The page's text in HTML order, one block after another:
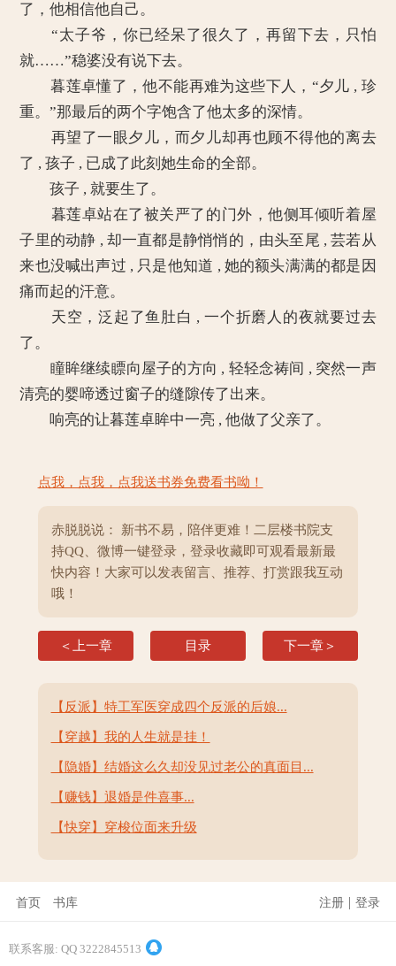
了，他相信他自己。
“太子爷，你已经呆了很久了，再留下去，只怕
就……”稳婆没有说下去。
暮莲卓懂了，他不能再难为这些下人，“夕儿 , 珍
重。”那最后的两个字饱含了他太多的深情。
再望了一眼夕儿，而夕儿却再也顾不得他的离去
了 , 孩子 , 已成了此刻她生命的全部。
孩子 , 就要生了。
暮莲卓站在了被关严了的门外，他侧耳倾听着屋
子里的动静 , 却一直都是静悄悄的，由头至尾 , 芸若从
来也没喊出声过 , 只是他知道 , 她的额头满满的都是因
痛而起的汗意。
天空，泛起了鱼肚白 , 一个折磨人的夜就要过去
了。
瞳眸继续瞟向屋子的方向 , 轻轻念祷间 , 突然一声
清亮的婴啼透过窗子的缝隙传了出来。
响亮的让暮莲卓眸中一亮 , 他做了父亲了。
点我，点我，点我送书券免费看书呦！
赤脱脱说： 新书不易，陪伴更难！二层楼书院支
持QQ、微博一键登录，登录收藏即可观看最新最
快内容！大家可以发表留言、推荐、打赏跟我互动
哦！
＜上一章 目录 下一章＞
【反派】特工军医穿成四个反派的后娘...
【穿越】我的人生就是挂！
【隐婚】结婚这么久却没见过老公的真面目...
【赚钱】退婚是件喜事...
【快穿】穿梭位面来升级
首页 书库 注册 | 登录
联系客服: QQ 3222845513